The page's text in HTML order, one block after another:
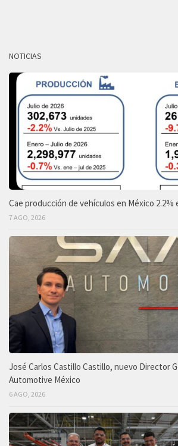
NOTICIAS
Cae producción de vehículos en México 2.2%
7 AGO, 2026
José Carlos Castillo Castillo, nuevo Director
Automotive México
6 AGO, 2026